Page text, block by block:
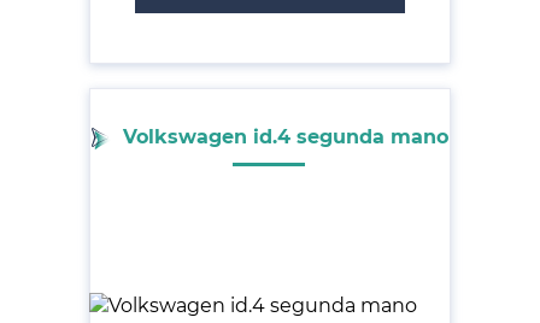
Volkswagen id.4 segunda mano